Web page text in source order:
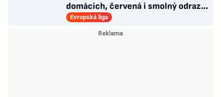
domácích, červená i smolný odraz.
Votroci budou dotahovat
Evropská liga